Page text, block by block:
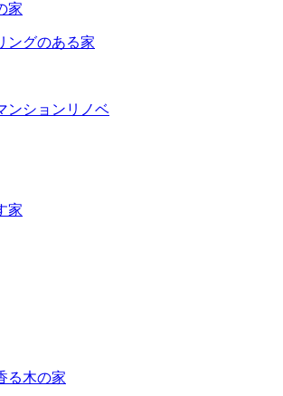
家
ングのある家
ンションリノベ
家
る木の家